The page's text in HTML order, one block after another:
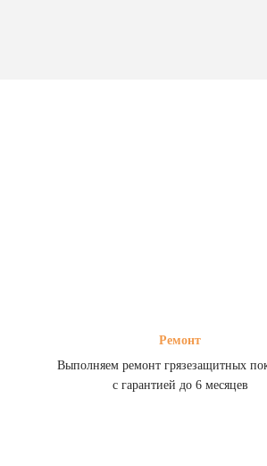
Ремонт
Выполняем ремонт грязезащитных
с гарантией до 6 месяцев